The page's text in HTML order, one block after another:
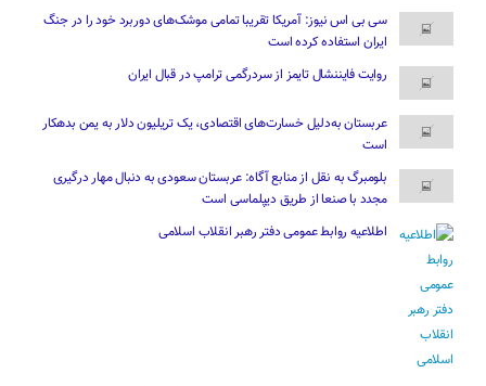
سی بی اس نیوز: آمریکا تقریبا تمامی موشک‌های دوربرد خود را در جنگ
ایران استفاده کرده است
روایت فایننشال تایمز از سردرگمی ترامپ در قبال ایران
عربستان به‌دلیل خسارت‌های اقتصادی، یک تریلیون دلار به یمن بدهکار
است
بلومبرگ به نقل از منابع آگاه: عربستان سعودی به دنبال مهار درگیری
مجدد با صنعا از طریق دیپلماسی است
اطلاعیه روابط عمومی دفتر رهبر انقلاب اسلامی